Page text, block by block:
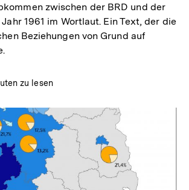
zwischen der BRD und der
1961 im Wortlaut. Ein Text, der die
Beziehungen von Grund auf
zu lesen